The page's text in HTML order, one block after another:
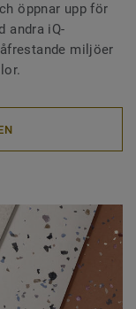
öppnar upp för
andra iQ-
miljöer